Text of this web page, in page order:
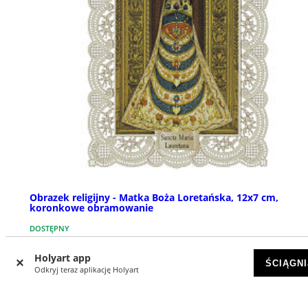
Holyart app
Odkryj teraz aplikację Holyart
Obrazek religijny - Matka Boża Loretańska, 12x7 cm,
koronkowe obramowanie
DOSTĘPNY
zł 11,26